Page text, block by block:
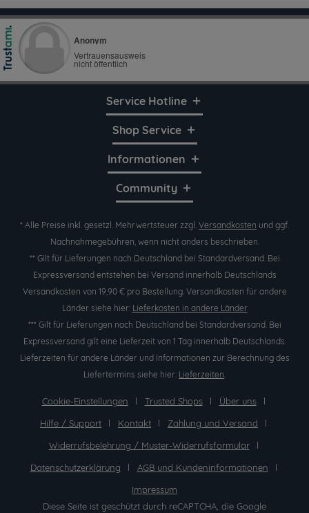
Service Hotline
Shop Service
Informationen
Community
* Alle Preise inkl. gesetzl. Mehrwertsteuer zzgl. Versandkosten und ggf.
Nachnahmegebühren, wenn nicht anders beschrieben.
** Gilt für Lieferungen nach Deutschland bei Standardversand. Bei
Expressversand entstehen bei Versand innerhalb Deutschlands
Versandkosten von 19,90 € pro Bestellung. Versandkosten für andere
Länder siehe hier: Lieferkosten in andere Länder
*** Gilt für Lieferungen nach Deutschland bei Standardversand. Bei
Expressversand gilt eine Lieferzeit von 1 Tag innerhalb Deutschlands.
Lieferzeiten für andere Länder und Informationen zur Berechnung des
Liefertermins siehe hier: Lieferzeiten.
Cookie-Einstellungen Trusted Shops
Über uns
Hilfe / Support
Kontakt
Zahlung und Versand
Widerrufsbelehrung / Muster-Widerrufsformular
Datenschutzerklärung
AGB und Kundeninformationen
Impressum
Diese Seite ist geschützt durch reCAPTCHA, die Google